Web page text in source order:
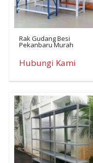
Rak Gudang Besi
Pekanbaru Murah
Hubungi Kami